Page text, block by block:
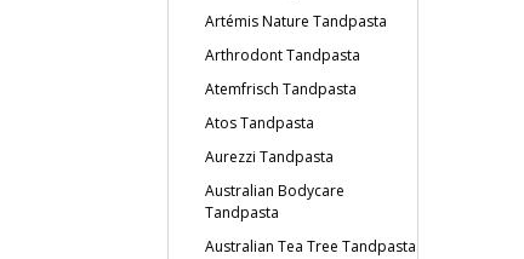
Artémis Nature Tandpasta
Arthrodont Tandpasta
Atemfrisch Tandpasta
Atos Tandpasta
Aurezzi Tandpasta
Australian Bodycare
Tandpasta
Australian Tea Tree Tandpasta